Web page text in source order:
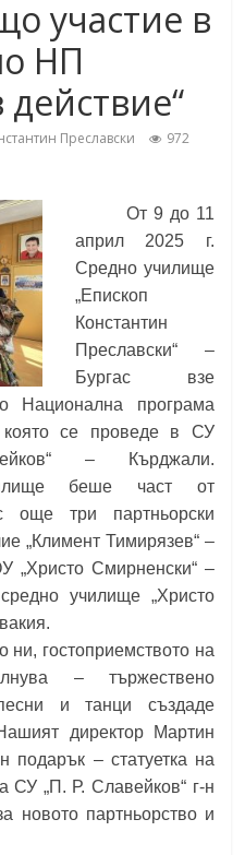
Programme in
Spain
участие в
НП
Преславски
972
От 9 до 11
април 2025 г.
Средно училище
„Епископ
Константин
Преславски“ –
Бургас взе
Национална програма
която се проведе в СУ
– Кърджали.
беше част от
още три партньорски
„Климент Тимирязев“ –
„Христо Смирненски“ –
училище „Христо
гостоприемството на
– тържествено
и танци създаде
директор Мартин
подарък – статуетка на
СУ „П. Р. Славейков“ г-н
новото партньорство и